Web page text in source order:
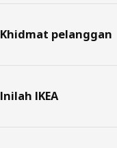
Khidmat pelanggan
Inilah IKEA